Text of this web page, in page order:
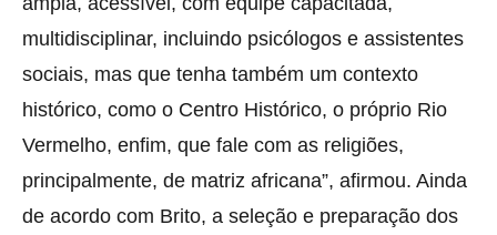
multidisciplinar, incluindo psicólogos e assistentes
sociais, mas que tenha também um contexto
histórico, como o Centro Histórico, o próprio Rio
Vermelho, enfim, que fale com as religiões,
principalmente, de matriz africana”, afirmou. Ainda
de acordo com Brito, a seleção e preparação dos